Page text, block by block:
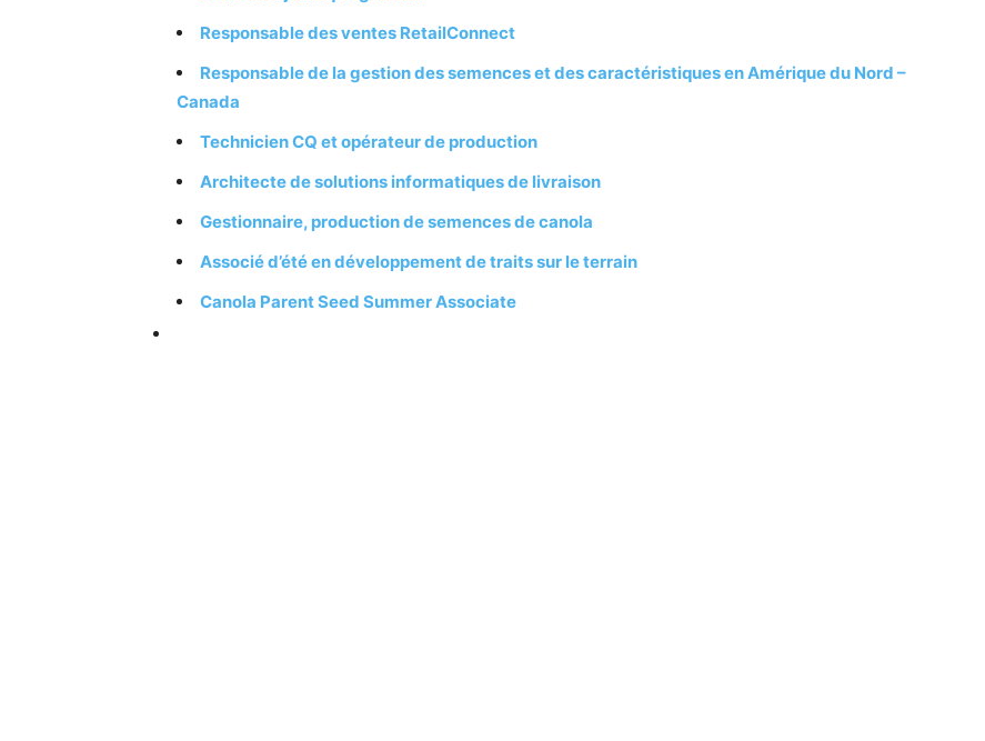
Responsable des ventes RetailConnect
Responsable de la gestion des semences et des caractéristiques en Amérique du Nord –
Canada
Technicien CQ et opérateur de production
Architecte de solutions informatiques de livraison
Gestionnaire, production de semences de canola
Associé d’été en développement de traits sur le terrain
Canola Parent Seed Summer Associate